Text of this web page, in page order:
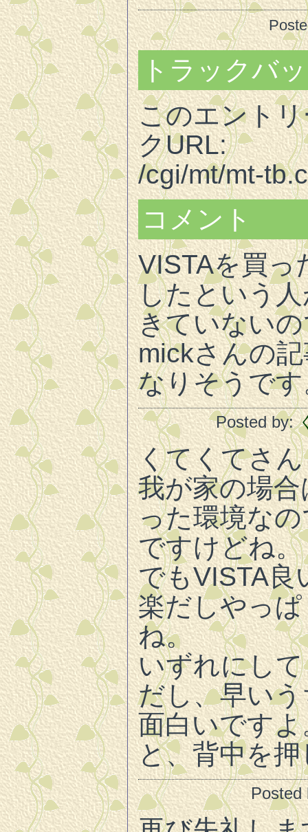
トラックバ
このエント
クURL:
/cgi/mt/mt-
コメント
VISTAを買っ
したという
きていない
mickさんの
なりそうで
Posted by:
くてくてさ
我が家の場
った環境な
ですけどね。
でもVISTA良
楽だしやっ
ね。
いずれにし
だし、早い
面白いですよ
と、背中を
Posted